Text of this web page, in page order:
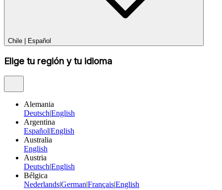
Chile Español
Elige tu región y tu idioma
Alemania
Deutsch|English
Argentina
Español|English
Australia
English
Austria
Deutsch|English
Bélgica
Nederlands|German|Français|English